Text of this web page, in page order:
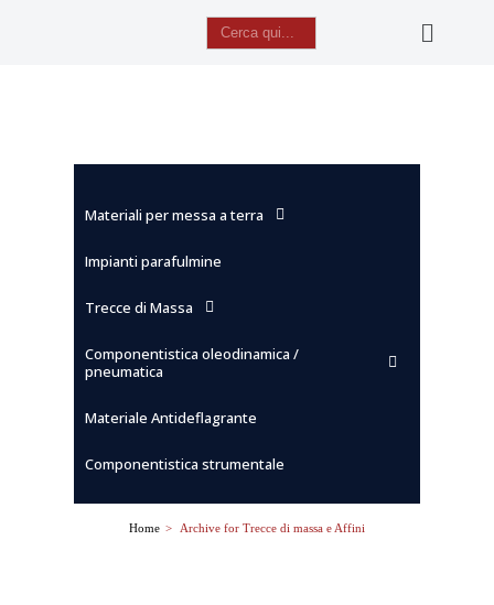
Search
for:
Materiali per messa a terra
Impianti parafulmine
Trecce di Massa
Componentistica oleodinamica /
pneumatica
Materiale Antideflagrante
Componentistica strumentale
Home > Archive for Trecce di massa e Affini